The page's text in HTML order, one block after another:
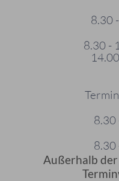
8.30
8.30 -
8.30
8.30
Außerhalb